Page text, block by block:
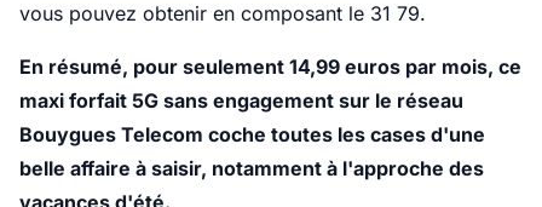
vous pouvez obtenir en composant le 31 79.
En résumé, pour seulement 14,99 euros par mois, ce
maxi forfait 5G sans engagement sur le réseau
Bouygues Telecom coche toutes les cases d'une
belle affaire à saisir, notamment à l'approche des